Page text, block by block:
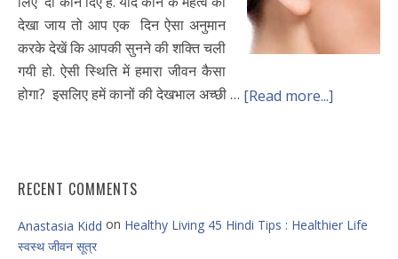
देखा जाय तो आप एक दिन ऐसा अनुमान
करके देखें कि आपकी सुनने की शक्ति चली
गयी हो. ऐसी स्थिति में हमारा जीवन कैसा
होगा? इसलिए हमें कानों की देखभाल अच्छी … [Read more...]
RECENT COMMENTS
Anastasia Kidd on Healthy Living 45 Hindi Tips : Healthier Life
स्वस्थ जीवन सूत्र